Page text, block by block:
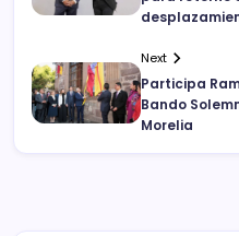
Next
Participa
Bando
Morelia